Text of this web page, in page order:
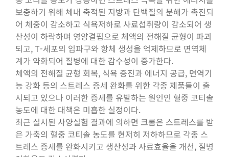
보충하기 위해 체내 축적된 지방과 단백질의 분해가 촉진되
어 체중이 감소하고 식욕저하로 사료섭취량이 감소되어 생
산성이 하락하며 영양결핍으로 체액의 전해질 균형이 파괴
되고, T-세포의 임파구와 항체 생성을 억제하므로 면역체
계가 약화되어 질병에 대한 감수성이 증가한다.
체액의 전해질 균형 회복, 식욕 증진과 에너지 공급, 면역기
능 강화 등의 스트레스 증세 완화를 위한 각종 제품들이 출
시되고 있으나 이러한 증세를 유발하는 원인인 혈중 코티솔
농도에 대한 대책은 미흡한 실정이다.
최근 실시된 사양실험 결과에 의하면 크롬은 스트레스를 받
은 가축의 혈중 코티솔 농도를 현저히 저하하므로 각종 스
트레스 증세를 완화시키고 생산성과 사료효율을 개선, 질병